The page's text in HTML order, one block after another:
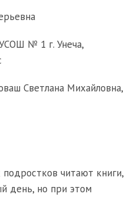
№ 1 г. Унеча,
Светлана Михайловна,
читают книги,
день, но при этом